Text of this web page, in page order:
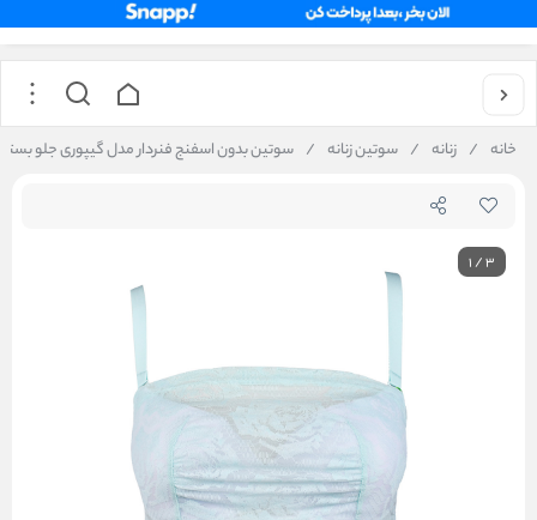
خانه / زنانه / سوتین زنانه / سوتین بدون اسفنج فنردار مدل گیپوری جلو بسته کد
1/3